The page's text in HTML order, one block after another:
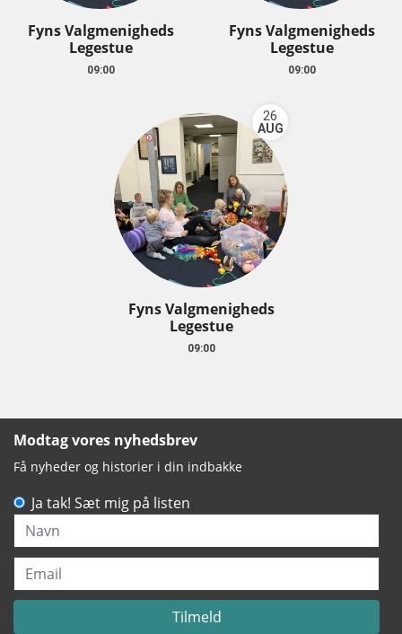
Fyns Valgmenigheds
Legestue
09:00
Fyns Valgmenigheds
Legestue
09:00
26
AUG
Fyns Valgmenigheds
Legestue
09:00
Modtag vores nyhedsbrev
Få nyheder og historier i din indbakke
Ja tak! Sæt mig på listen
Navn
Email
Tilmeld